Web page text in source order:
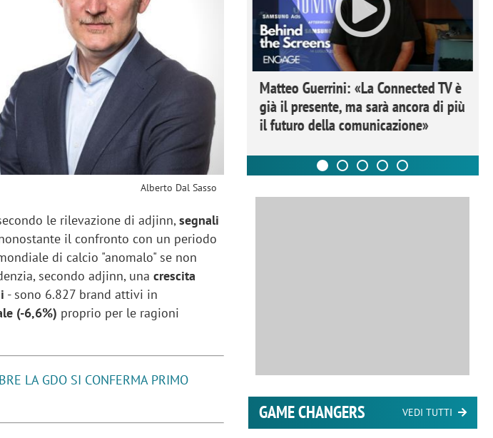
Alberto Dal Sasso
le rilevazione di adjinn,segnali
il confronto con un periodo
di calcio "anomalo" se non
secondo adjinn, unacrescita
- sono 6.827 brand attivi in
(-6,6%) proprio per le ragioni
LA GDO SI CONFERMA PRIMO
Networking agli eventi: come la
startup Kicè punta a eliminare lo
"spreco di relazioni"
Matteo Guerrini: «La Connected TV è
già il presente, ma sarà ancora di più
il futuro della comunicazione»
GAME CHANGERS VEDI TUTTI